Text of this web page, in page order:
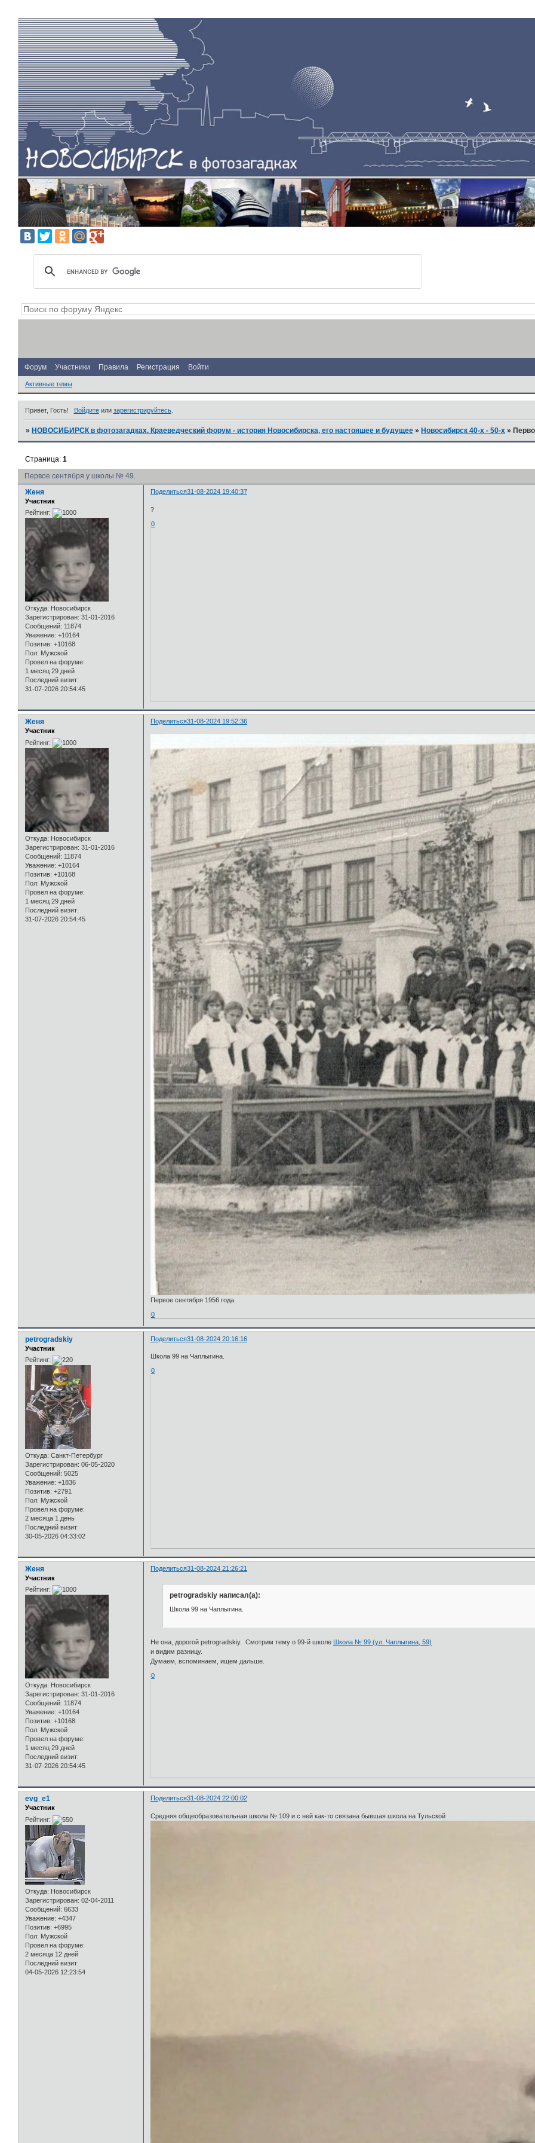
Форум Участники Правила Регистрация Войти
Активные темы
Привет, Гость! Войдитеили зарегистрируйтесь.
»НОВОСИБИРСК в фотозагадках. Краеведческий форум - история Новосибирска, его настоящее и будущее »Новосибирск 40-х - 50-х »
Первое сентября у школы № 49.
Страница:1
Поделиться31-08-2024 19:40:37
Женя
Участник
Рейтинг:
Откуда: Новосибирск
Зарегистрирован: 31-01-2016
Сообщений: 11874
Уважение: +10164
Позитив: +10168
Пол: Мужской
Провел на форуме:
1 месяц 29 дней
Последний визит:
31-07-2026 20:54:45
?
0
Поделиться31-08-2024 19:52:36
Женя
Участник
Рейтинг:
Откуда: Новосибирск
Зарегистрирован: 31-01-2016
Сообщений: 11874
Уважение: +10164
Позитив: +10168
Пол: Мужской
Провел на форуме:
1 месяц 29 дней
Последний визит:
31-07-2026 20:54:45
Первое сентября 1956 года.
0
Поделиться31-08-2024 20:16:16
petrogradskiy
Участник
Рейтинг:
Откуда: Санкт-Петербург
Зарегистрирован: 06-05-2020
Сообщений: 5025
Уважение: +1836
Позитив: +2791
Пол: Мужской
Провел на форуме:
2 месяца 1 день
Последний визит:
30-05-2026 04:33:02
Школа 99 на Чаплыгина.
0
Поделиться31-08-2024 21:26:21
Женя
Участник
Рейтинг:
Откуда: Новосибирск
Зарегистрирован: 31-01-2016
Сообщений: 11874
Уважение: +10164
Позитив: +10168
Пол: Мужской
Провел на форуме:
1 месяц 29 дней
Последний визит:
31-07-2026 20:54:45
petrogradskiy написал(а):
Школа 99 на Чаплыгина.
Не она, дорогой petrogradskiy. Смотрим тему о 99-й школе Школа № 99 (ул. Чаплыгина, 59)
и видим разницу.
Думаем, вспоминаем, ищем дальше.
0
Поделиться31-08-2024 22:00:02
evg_e1
Участник
Рейтинг:
Откуда: Новосибирск
Зарегистрирован: 02-04-2011
Сообщений: 6633
Уважение: +4347
Позитив: +6995
Пол: Мужской
Провел на форуме:
2 месяца 12 дней
Последний визит:
04-05-2026 12:23:54
Средняя общеобразовательная школа № 109 и с ней как-то связана бывшая школа на Тульской